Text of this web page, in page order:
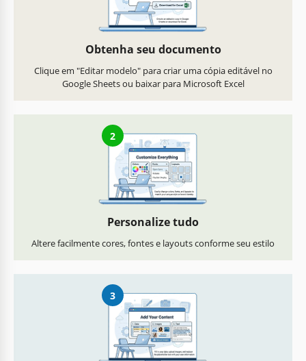
Obtenha seu documento
Clique em "Editar modelo" para criar uma cópia editável no
Google Sheets ou baixar para Microsoft Excel
2
Personalize tudo
Altere facilmente cores, fontes e layouts conforme seu estilo
3